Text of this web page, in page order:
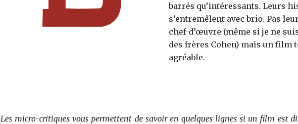
barrés qu’intéressants. Leurs
s’entremêlent avec brio. Pas
chef-d’œuvre (même si je ne
des frères Cohen) mais un film
agréable.
Les micro-critiques vous permettent de savoir en quelques lignes si un film est